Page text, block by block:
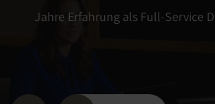
Jahre Erfahrung als Full-Service